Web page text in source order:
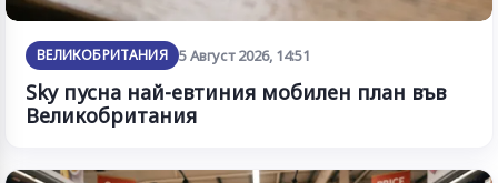
ВЕЛИКОБРИТАНИЯ 5 Август 2026, 14:51
Sky пусна най-евтиния мобилен план във
Великобритания